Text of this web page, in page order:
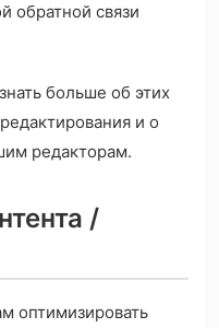
обратной связи
больше об этих
и о
редакторам.
/
оптимизировать